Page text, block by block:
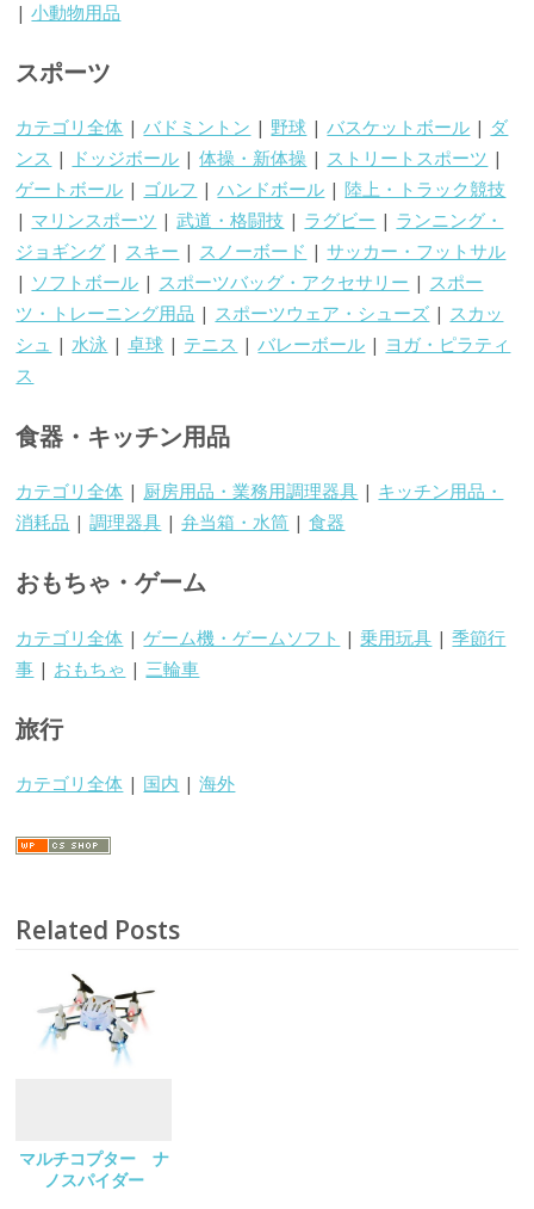
|小動物用品
スポーツ
カテゴリ全体 |バドミントン | 野球 |バスケットボール | ダ
ンス | ドッジボール |体操・新体操 | ストリートスポーツ |
ゲートボール | ゴルフ |ハンドボール |陸上・トラック競技
| マリンスポーツ |武道・格闘技 | ラグビー | ランニング・
ジョギング | スキー | スノーボード |サッカー・フットサル
| ソフトボール | スポーツバッグ・アクセサリー | スポー
ツ・トレーニング用品 | スポーツウェア・シューズ | スカッ
シュ |水泳 |卓球 | テニス |バレーボール | ヨガ・ピラティ
ス
食器・キッチン用品
カテゴリ全体 | 厨房用品・業務用調理器具 | キッチン用品・
消耗品 |調理器具 |弁当箱・水筒 |食器
おもちゃ・ゲーム
カテゴリ全体 |ゲーム機・ゲームソフト |乗用玩具 |季節行
事 | おもちゃ | 三輪車
旅行
カテゴリ全体 | 国内 |海外
Related Posts
マルチコプター ナ
ノスパイダー